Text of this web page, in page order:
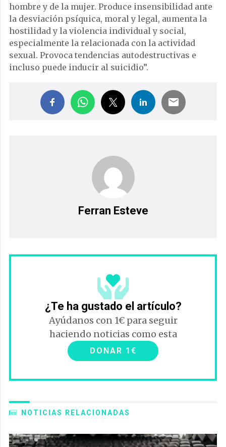
hombre y de la mujer. Produce insensibilidad ante
la desviación psíquica, moral y legal, aumenta la
hostilidad y la violencia individual y social,
especialmente la relacionada con la actividad
sexual. Provoca tendencias autodestructivas e
incluso puede inducir al suicidio”.
Ferran Esteve
¿Te ha gustado el artículo?
Ayúdanos con 1€ para seguir
haciendo noticias como esta
DONAR 1€
NOTICIAS RELACIONADAS